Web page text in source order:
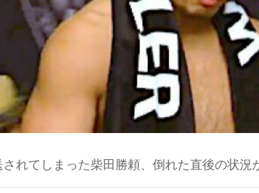
れてしまった柴田勝頼、倒れた直後の状況